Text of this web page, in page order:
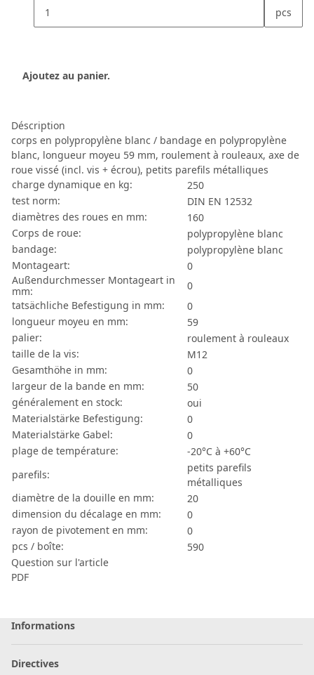
pcs
Ajoutez au panier.
Déscription
corps en polypropylène blanc / bandage en polypropylène
blanc, longueur moyeu 59 mm, roulement à rouleaux, axe de
roue vissé (incl. vis + écrou), petits parefils métalliques
charge dynamique en kg:
250
test norm:
DIN EN 12532
diamètres des roues en mm:
160
Corps de roue:
polypropylène blanc
bandage:
polypropylène blanc
Montageart:
0
Außendurchmesser Montageart in
mm:
0
tatsächliche Befestigung in mm:
0
longueur moyeu en mm:
59
palier:
roulement à rouleaux
taille de la vis:
M12
Gesamthöhe in mm:
0
largeur de la bande en mm:
50
généralement en stock:
oui
Materialstärke Befestigung:
0
Materialstärke Gabel:
0
plage de température:
-20°C à +60°C
parefils:
petits parefils
métalliques
diamètre de la douille en mm:
20
dimension du décalage en mm:
0
rayon de pivotement en mm:
0
pcs / boîte:
590
Question sur l'article
PDF
Informations
Directives